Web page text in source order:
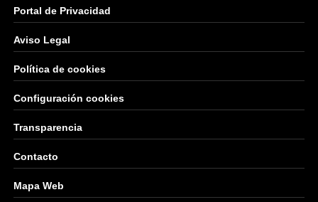
Portal de Privacidad
Aviso Legal
Política de cookies
Configuración cookies
Transparencia
Contacto
Mapa Web